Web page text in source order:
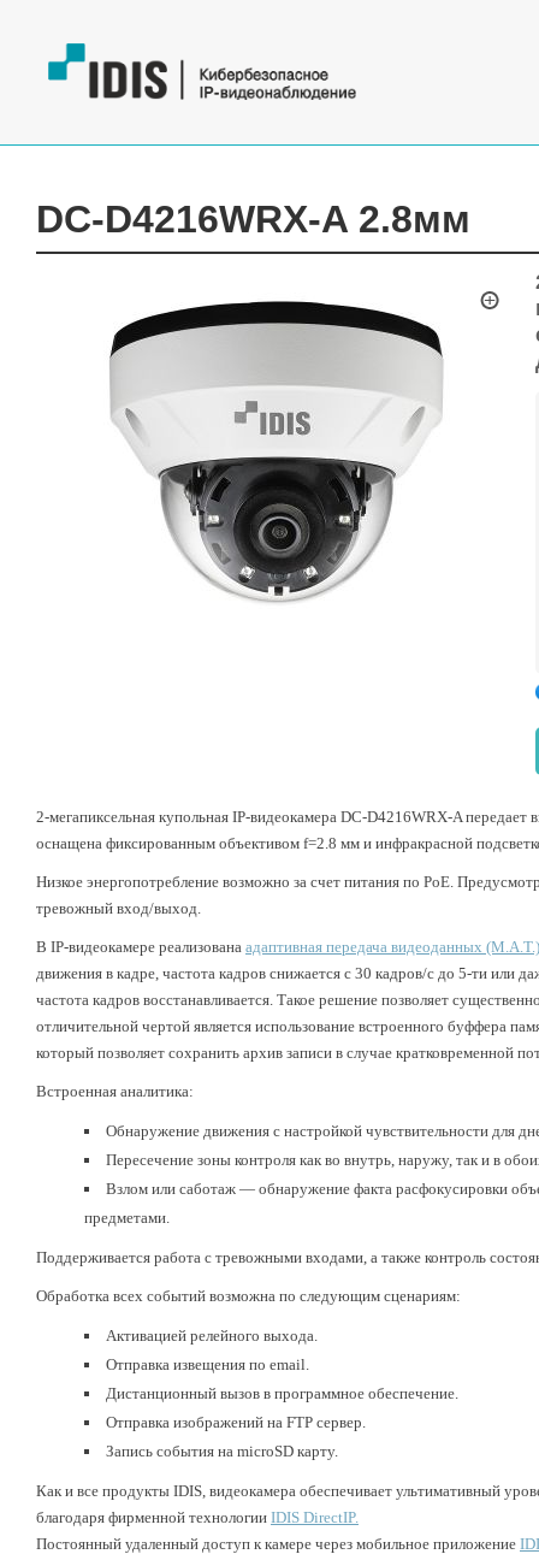
DC-D4216WRX-A 2.8мм
2-мегапиксельная купольная IP-видеокамера DC-D4216WRX-A
оснащена фиксированным объективом f=2.8 мм и инфракрасной
Низкое энергопотребление возможно за счет питания по PoE.
тревожный вход/выход.
В IP-видеокамере реализована адаптивная передача видеоданных (M.A.T.)
движения в кадре, частота кадров снижается с 30 кадров/с до 5-ти или
частота кадров восстанавливается. Такое решение позволяет
отличительной чертой является использование встроенного буффера
который позволяет сохранить архив записи в случае кратковременной
Встроенная аналитика:
Обнаружение движения с настройкой чувствительности для
Пересечение зоны контроля как во внутрь, наружу, так и в
Взлом или саботаж — обнаружение факта расфокусировки
предметами.
Поддерживается работа с тревожными входами, а также контроль
Обработка всех событий возможна по следующим сценариям:
Активацией релейного выхода.
Отправка извещения по email.
Дистанционный вызов в программное обеспечение.
Отправка изображений на FTP сервер.
Запись события на microSD карту.
Как и все продукты IDIS, видеокамера обеспечивает ультимативный
благодаря фирменной технологии IDIS DirectIP.
Постоянный удаленный доступ к камере через мобильное приложение